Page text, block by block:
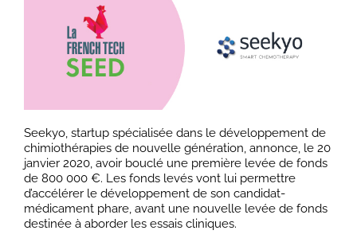
Seekyo, startup spécialisée dans le développement de
chimiothérapies de nouvelle génération, annonce, le 20
janvier 2020, avoir bouclé une première levée de fonds
de 800 000 €. Les fonds levés vont lui permettre
d’accélérer le développement de son candidat-
médicament phare, avant une nouvelle levée de fonds
destinée à aborder les essais cliniques.